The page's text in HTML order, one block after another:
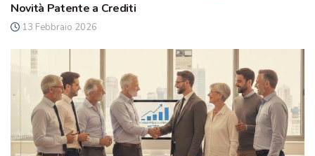
Novità Patente a Crediti
13 Febbraio 2026